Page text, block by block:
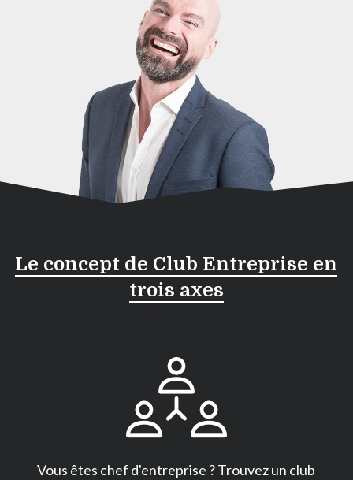
Le concept de Club Entreprise en
trois axes
Vous êtes chef d'entreprise ? Trouvez un club